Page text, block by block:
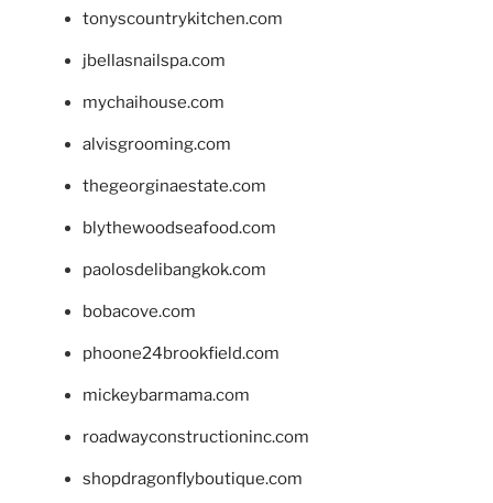
tonyscountrykitchen.com
jbellasnailspa.com
mychaihouse.com
alvisgrooming.com
thegeorginaestate.com
blythewoodseafood.com
paolosdelibangkok.com
bobacove.com
phoone24brookfield.com
mickeybarmama.com
roadwayconstructioninc.com
shopdragonflyboutique.com